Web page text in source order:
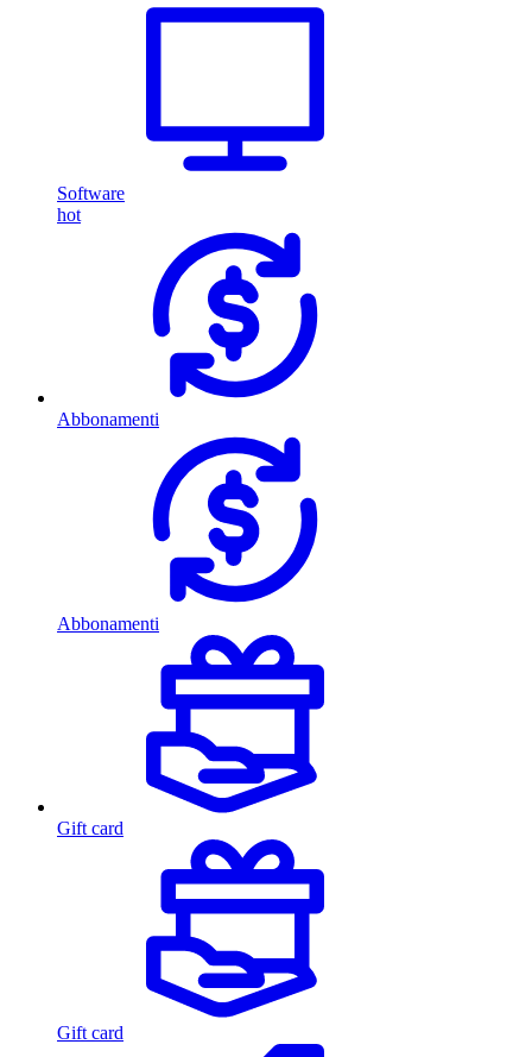
Software
hot
Abbonamenti
Abbonamenti
Gift card
Gift card